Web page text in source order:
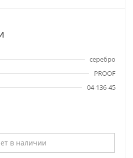
серебро
PROOF
04-136-45
в наличии